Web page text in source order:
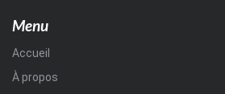
Menu
Accueil
À propos